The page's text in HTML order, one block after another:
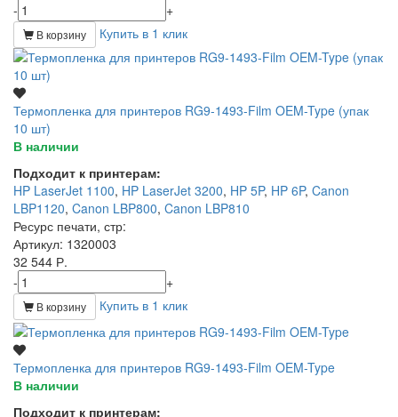
-
+
В корзину Купить в 1 клик
Термопленка для принтеров RG9-1493-Film OEM-Type (упак
10 шт)
В наличии
Подходит к принтерам:
HP LaserJet 1100, HP LaserJet 3200, HP 5P, HP 6P, Canon
LBP1120, Canon LBP800, Canon LBP810
Ресурс печати, стр:
Артикул: 1320003
32 544 Р.
-
+
В корзину Купить в 1 клик
Термопленка для принтеров RG9-1493-Film OEM-Type
В наличии
Подходит к принтерам: